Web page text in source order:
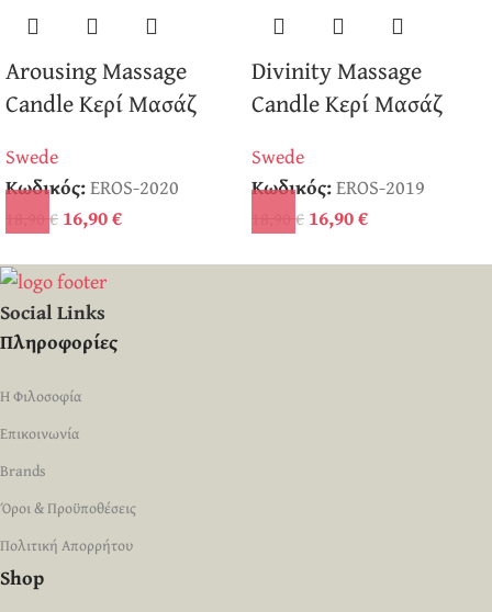
Arousing Massage
Candle Κερί Μασάζ
Swede
Κωδικός:EROS-2020
€ 16,90€
Divinity Massage
Candle Κερί Μασάζ
Swede
Κωδικός:EROS-2019
€ 16,90€
Social Links
Πληροφορίες
Η Φιλοσοφία
Επικοινωνία
Brands
Όροι & Προϋποθέσεις
Πολιτική Απορρήτου
Shop